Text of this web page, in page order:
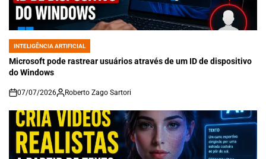
POSTED
IN
INTELIGÊNCIA ARTIFICIAL
Microsoft pode rastrear usuários através de um ID de dispositivo
do Windows
on
07/07/2026 Roberto Zago Sartori